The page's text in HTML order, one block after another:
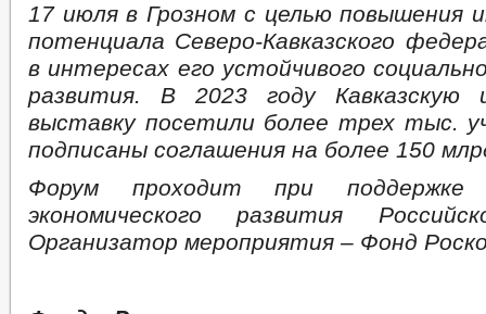
17 июля в Грозном с целью повышения
потенциала Северо-Кавказского
в интересах его устойчивого
развития. В 2023 году Кавказскую
выставку посетили более трех тыс.
подписаны соглашения на более 150
Форум проходит при поддержке
экономического развития
Организатор мероприятия – Фонд